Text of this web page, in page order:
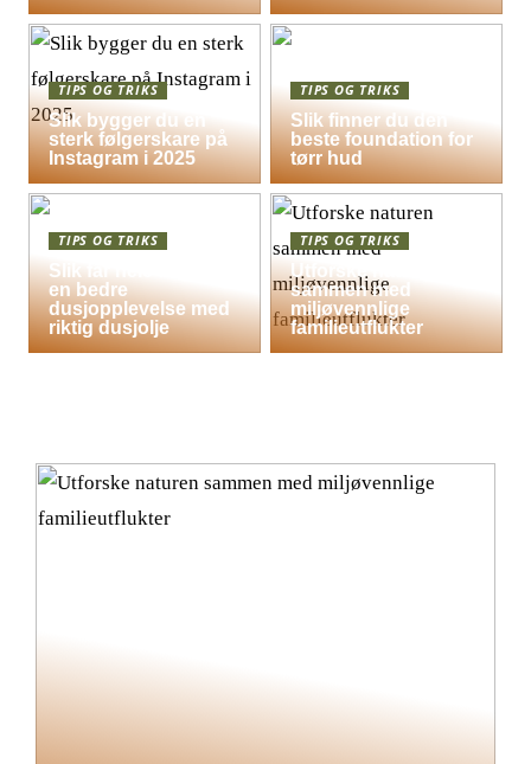
TIPS OG TRIKS
Slik bygger du en
sterk følgerskare på
Instagram i 2025
TIPS OG TRIKS
Slik finner du den
beste foundation for
tørr hud
TIPS OG TRIKS
Slik får hele familien
en bedre
dusjopplevelse med
riktig dusjolje
TIPS OG TRIKS
Utforske naturen
sammen med
miljøvennlige
familieutflukter